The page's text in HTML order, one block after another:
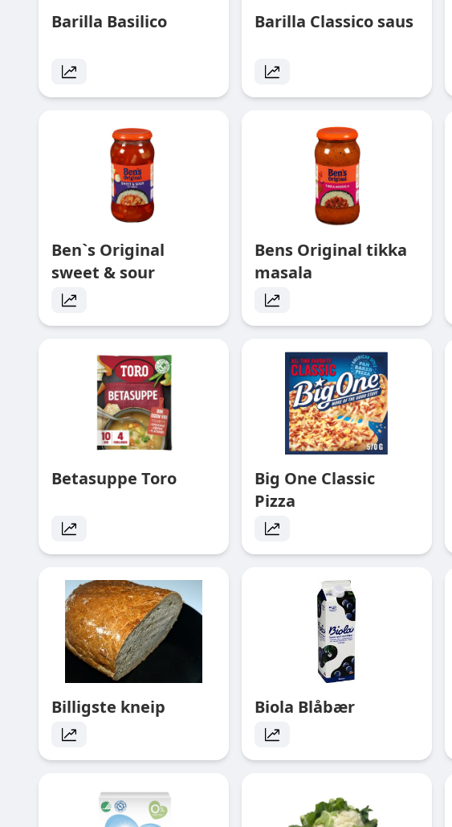
Barilla Basilico Barilla Classico saus
Ben`s Original
sweet & sour
Bens Original tikka
masala
Betasuppe Toro
Big One Classic
Pizza
Billigste kneip Biola Blåbær